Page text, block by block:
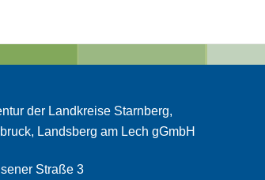
der Landkreise Starnberg,
Landsberg am Lech gGmbH
Straße 3